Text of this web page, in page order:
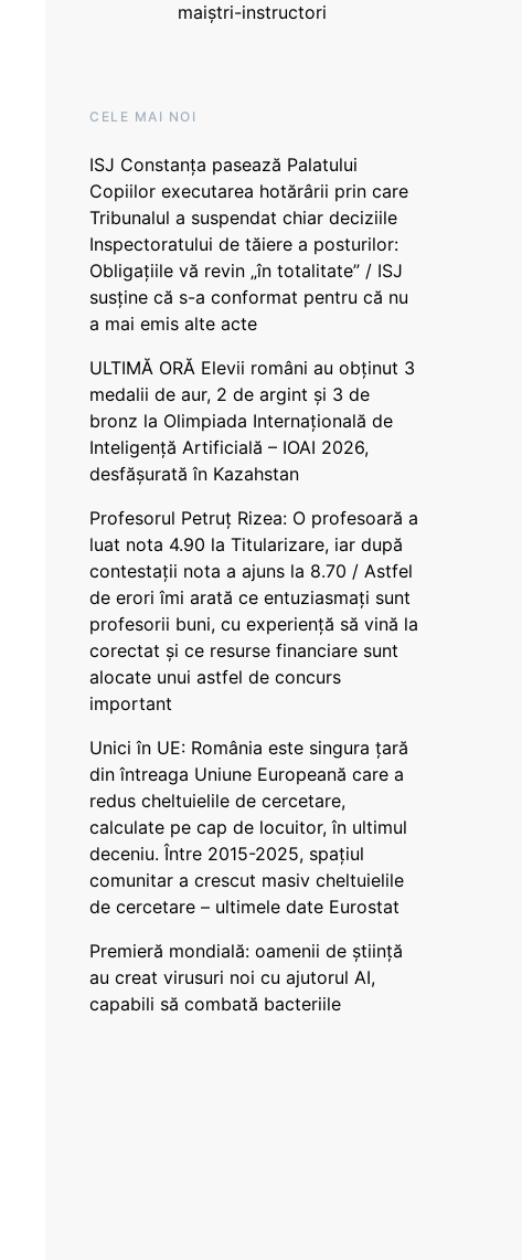
maiștri-instructori
CELE MAI NOI
ISJ Constanța pasează Palatului
Copiilor executarea hotărârii prin care
Tribunalul a suspendat chiar deciziile
Inspectoratului de tăiere a posturilor:
Obligațiile vă revin „în totalitate” / ISJ
susține că s-a conformat pentru că nu
a mai emis alte acte
ULTIMĂ ORĂ Elevii români au obținut 3
medalii de aur, 2 de argint și 3 de
bronz la Olimpiada Internațională de
Inteligență Artificială – IOAI 2026,
desfășurată în Kazahstan
Profesorul Petruț Rizea: O profesoară a
luat nota 4.90 la Titularizare, iar după
contestații nota a ajuns la 8.70 / Astfel
de erori îmi arată ce entuziasmați sunt
profesorii buni, cu experiență să vină la
corectat și ce resurse financiare sunt
alocate unui astfel de concurs
important
Unici în UE: România este singura țară
din întreaga Uniune Europeană care a
redus cheltuielile de cercetare,
calculate pe cap de locuitor, în ultimul
deceniu. Între 2015-2025, spațiul
comunitar a crescut masiv cheltuielile
de cercetare – ultimele date Eurostat
Premieră mondială: oamenii de știință
au creat virusuri noi cu ajutorul AI,
capabili să combată bacteriile